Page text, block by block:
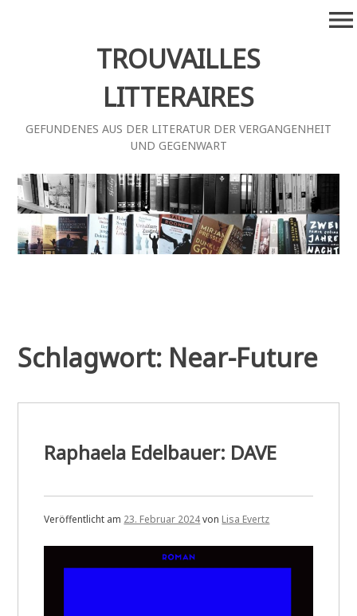
TROUVAILLES
LITTERAIRES
GEFUNDENES AUS DER LITERATUR DER VERGANGENHEIT
UND GEGENWART
menu
Schlagwort: Near-Future
Raphaela Edelbauer: DAVE
Veröffentlicht am 23. Februar 2024von Lisa Evertz